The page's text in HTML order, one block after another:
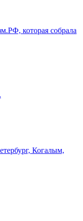
которая собрала
Когалым,